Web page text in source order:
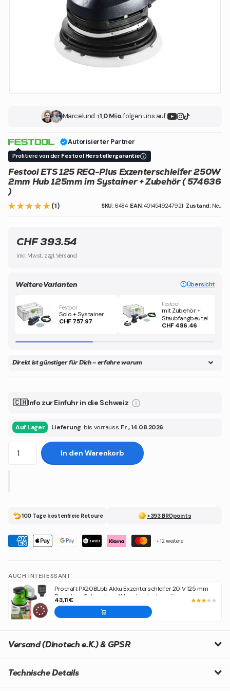
Marcelund +1,0 Mio.folgen uns auf
Autorisierter Partner
Profitiere von der Festool Herstellergarantie
Festool ETS 125 REQ-Plus Exzenterschleifer 250W
2mm Hub 125mm im Systainer + Zubehör ( 574636
)
(1) SKU: 6484 EAN:4014549247921 Zustand: Neu
CHF 393.54
inkl. Mwst, zzgl. Versand
Weitere Varianten Übersicht
Festool
Solo + Systainer
CHF 757.97
Festool
mit Zubehör +
Staubfangbeutel
CHF 486.46
Direkt ist günstiger für Dich – erfahre warum
🇨🇭Info zur Einfuhr in die Schweiz
Auf Lager Lieferung bis vorrauss.Fr., 14.08.2026
In den Warenkorb
100 Tage kostenfreie Retoure +393 BROpoints
+12 weitere
AUCH INTERESSANT
Procraft PX20BLbb Akku Exzenterschleifer 20 V 125 mm
Brushless Solo - ohne Akku, ohne Ladegerät
43,11 €
Versand (Dinotech e.K.) & GPSR
Technische Details